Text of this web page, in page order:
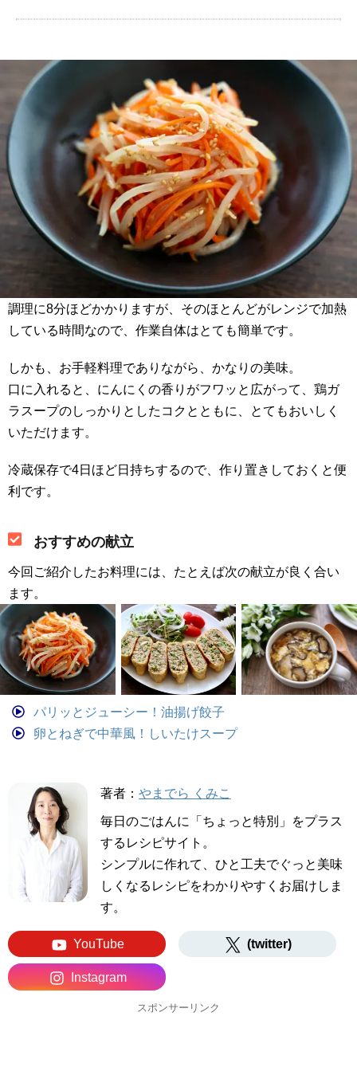
調理に8分ほどかかりますが、そのほとんどがレンジで加熱
している時間なので、作業自体はとても簡単です。
しかも、お手軽料理でありながら、かなりの美味。
口に入れると、にんにくの香りがフワッと広がって、鶏ガ
ラスープのしっかりとしたコクとともに、とてもおいしく
いただけます。
冷蔵保存で4日ほど日持ちするので、作り置きしておくと便
利です。
おすすめの献立
今回ご紹介したお料理には、たとえば次の献立が良く合い
ます。
パリッとジューシー！油揚げ餃子
卵とねぎで中華風！しいたけスープ
著者： やまでら くみこ
毎日のごはんに「ちょっと特別」をプラス
するレシピサイト。
シンプルに作れて、ひと工夫でぐっと美味
しくなるレシピをわかりやすくお届けしま
す。
YouTube (twitter)
Instagram
スポンサーリンク